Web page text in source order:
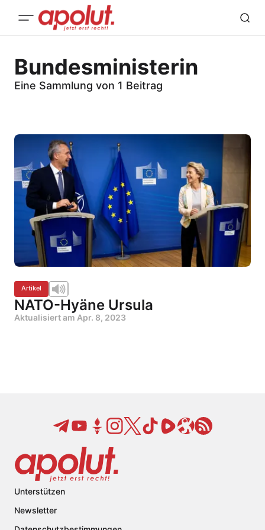
Bundesministerin
Eine Sammlung von 1 Beitrag
Artikel
NATO-Hyäne Ursula
Aktualisiert am Apr. 8, 2023
Unterstützen
Newsletter